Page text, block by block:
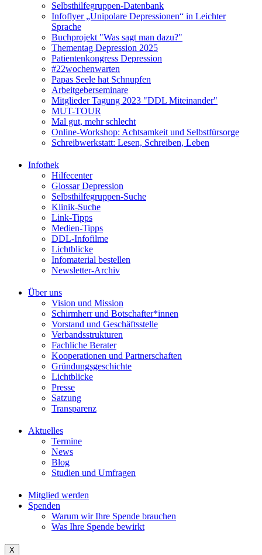
Selbsthilfegruppen-Datenbank
Infoflyer „Unipolare Depressionen“ in Leichter
Sprache
Buchprojekt "Was sagt man dazu?"
Thementag Depression 2025
Patientenkongress Depression
#22wochenwarten
Papas Seele hat Schnupfen
Arbeitgeberseminare
Mitglieder Tagung 2023 "DDL Miteinander"
MUT-TOUR
Mal gut, mehr schlecht
Online-Workshop: Achtsamkeit und Selbstfürsorge
Schreibwerkstatt: Lesen, Schreiben, Leben
Infothek
Hilfecenter
Glossar Depression
Selbsthilfegruppen-Suche
Klinik-Suche
Link-Tipps
Medien-Tipps
DDL-Infofilme
Lichtblicke
Infomaterial bestellen
Newsletter-Archiv
Über uns
Vision und Mission
Schirmherr und Botschafter*innen
Vorstand und Geschäftsstelle
Verbandsstrukturen
Fachliche Berater
Kooperationen und Partnerschaften
Gründungsgeschichte
Lichtblicke
Presse
Satzung
Transparenz
Aktuelles
Termine
News
Blog
Studien und Umfragen
Mitglied werden
Spenden
Warum wir Ihre Spende brauchen
Was Ihre Spende bewirkt
X